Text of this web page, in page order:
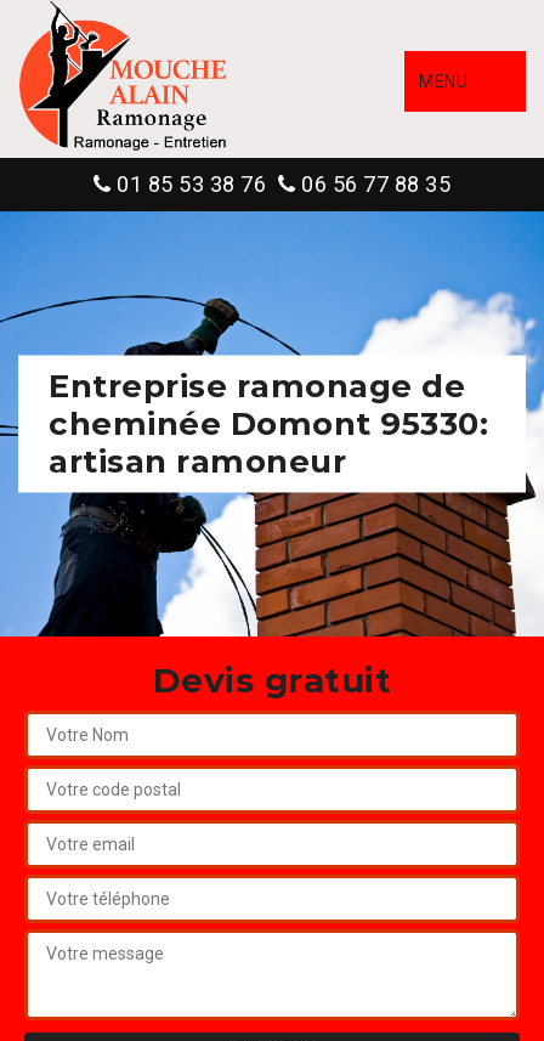
MENU
01 85 53 38 76 06 56 77 88 35
Entreprise ramonage de
cheminée Domont 95330:
artisan ramoneur
Devis gratuit